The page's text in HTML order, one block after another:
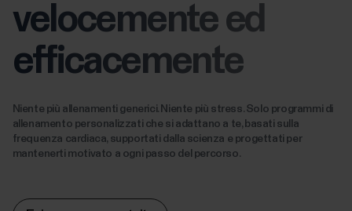
velocemente ed
efficacemente
Niente più allenamenti generici. Niente più stress. Solo programmi di
allenamento personalizzati che si adattano a te, basati sulla
frequenza cardiaca, supportati dalla scienza e progettati per
mantenerti motivato a ogni passo del percorso.